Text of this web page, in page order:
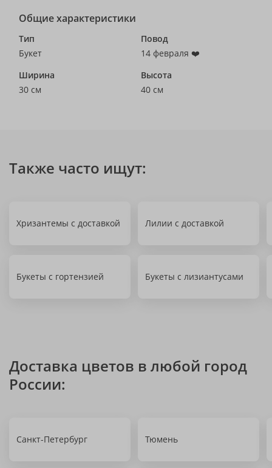
Общие характеристики
Тип
Букет
Повод
14 февраля ❤️
Ширина
30 см
Высота
40 см
Также часто ищут:
Хризантемы с доставкой Лилии с доставкой
Букеты с гортензией Букеты с лизиантусами
Доставка цветов в любой город
России:
Санкт-Петербург Тюмень